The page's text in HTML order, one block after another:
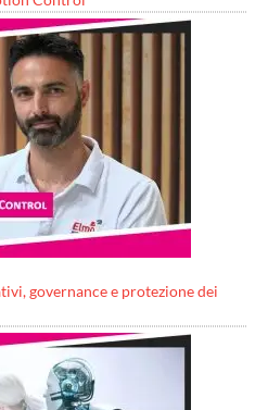
governance e protezione dei